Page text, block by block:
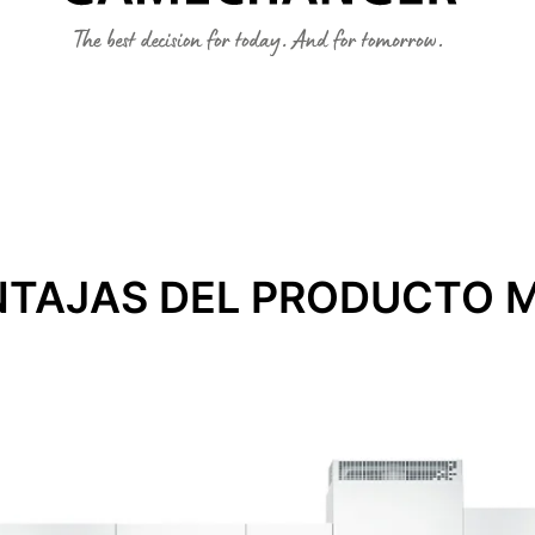
DEL PRODUCTO